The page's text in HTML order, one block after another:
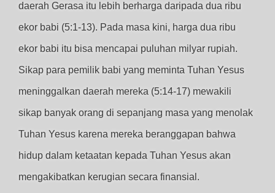
daerah Gerasa itu lebih berharga daripada dua ribu
ekor babi (5:1-13). Pada masa kini, harga dua ribu
ekor babi itu bisa mencapai puluhan milyar rupiah.
Sikap para pemilik babi yang meminta Tuhan Yesus
meninggalkan daerah mereka (5:14-17) mewakili
sikap banyak orang di sepanjang masa yang menolak
Tuhan Yesus karena mereka beranggapan bahwa
hidup dalam ketaatan kepada Tuhan Yesus akan
mengakibatkan kerugian secara finansial.